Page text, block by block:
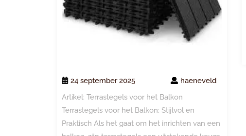
24 september 2025
haeneveld
Artikel: Terrastegels voor het Balkon
Terrastegels voor het Balkon: Stijlvol en
Praktisch Als het gaat om het inrichten van een